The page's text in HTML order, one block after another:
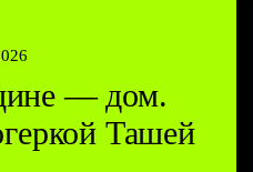
— дом.
Ташей